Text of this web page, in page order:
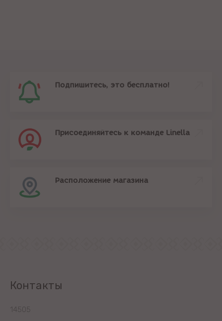
Подпишитесь, это бесплатно!
Присоединяйтесь к команде Linella
Расположение магазина
Контакты
14505